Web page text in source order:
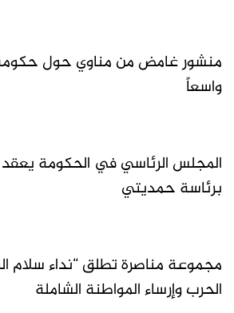
منشور غامض من مناوي حول حكومة
واسعاً
المجلس الرئاسي في الحكومة يعقد
برئاسة حمديتي
مجموعة مناصرة تطلق “نداء سلام
الحرب وإرساء المواطنة الشاملة